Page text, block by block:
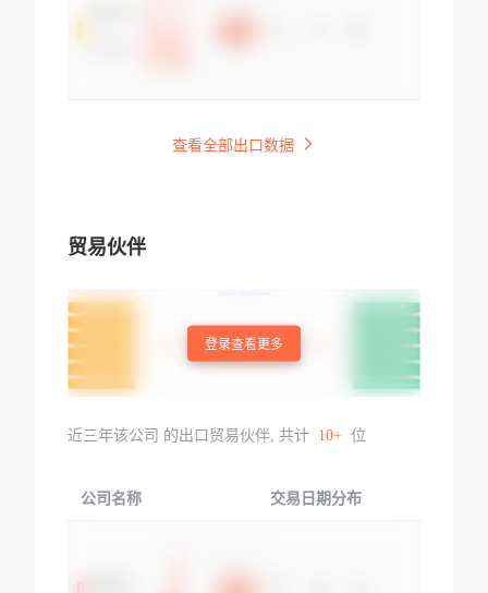
查看全部出口数据
贸易伙伴
登录查看更多
近三年该公司 的出口贸易伙伴, 共计 10+ 位
公司名称 交易日期分布